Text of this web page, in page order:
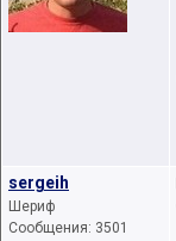
sergeih
Шериф
Сообщения: 3501